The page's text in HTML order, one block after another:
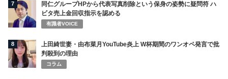
7
同仁グループHPから代表写真削除という保身の姿勢に疑問符 ハ
ビタ売上金回収指示を認める
有識者VOICE
8
上田綺世妻・由布菜月YouTube炎上 W杯期間のワンオペ発言で批
判殺到の理由
コラム